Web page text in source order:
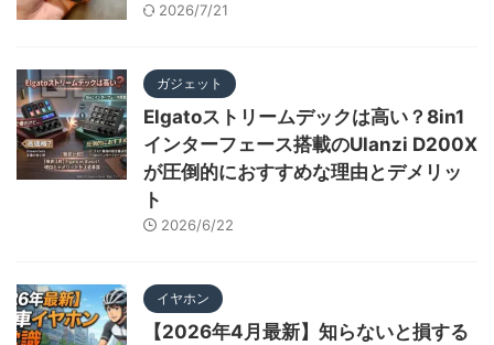
2026/7/21
ガジェット
Elgatoストリームデックは高い？8in1
インターフェース搭載のUlanzi D200X
が圧倒的におすすめな理由とデメリッ
ト
2026/6/22
イヤホン
【2026年4月最新】知らないと損する